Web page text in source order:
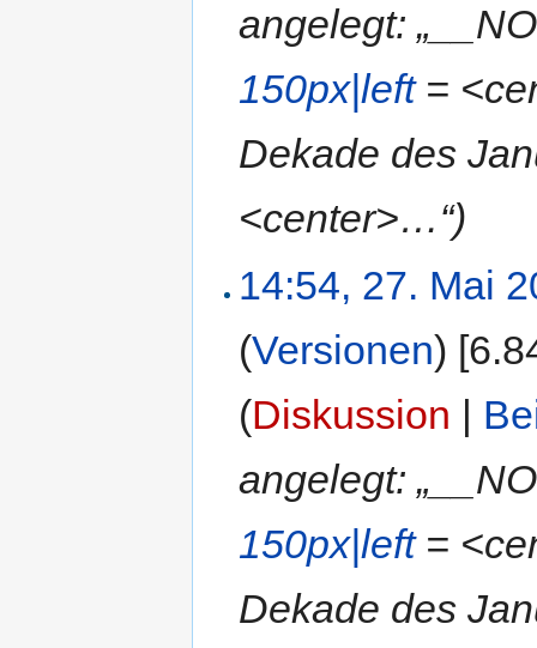
angelegt:
150px|left=
Dekade des
<center>…“)
14:54, 27. Mai
(Versionen)
(Diskussion |
angelegt:
150px|left=
Dekade des